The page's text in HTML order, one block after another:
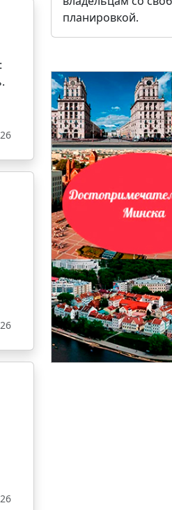
планировкой.